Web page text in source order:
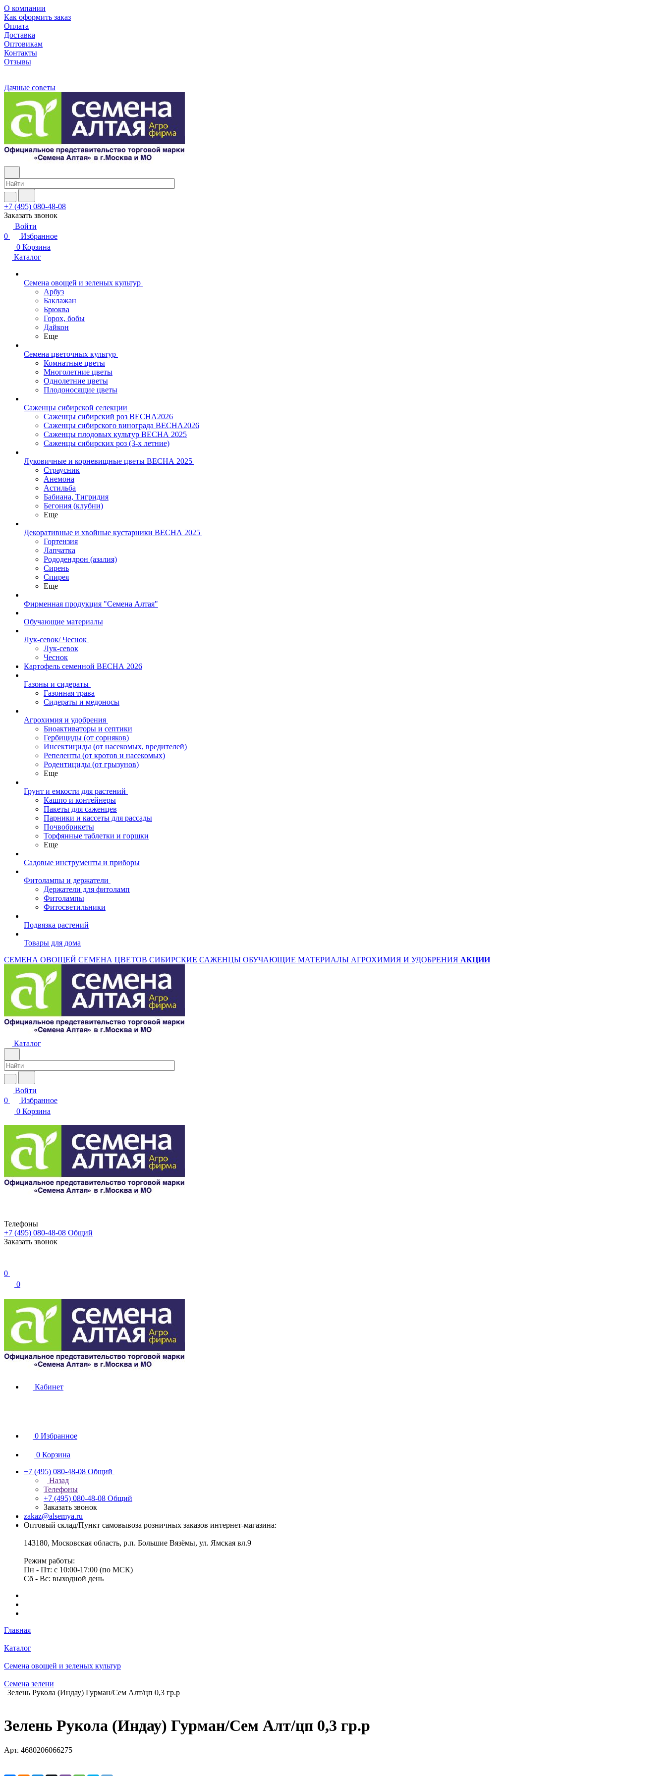
О компании
Как оформить заказ
Оплата
Доставка
Оптовикам
Контакты
Отзывы
Дачные советы
+7 (495) 080-48-08
Заказать звонок
Войти
0
Избранное
0 Корзина
Каталог
Семена овощей и зеленых культур
Арбуз
Баклажан
Брюква
Горох, бобы
Дайкон
Еще
Семена цветочных культур
Комнатные цветы
Многолетние цветы
Однолетние цветы
Плодоносящие цветы
Саженцы сибирской селекции
Саженцы сибирский роз ВЕСНА2026
Саженцы сибирского винограда ВЕСНА2026
Саженцы плодовых культур ВЕСНА 2025
Саженцы сибирских роз (3-х летние)
Луковичные и корневищные цветы ВЕСНА 2025
Страусник
Анемона
Астильба
Бабиана, Тигридия
Бегония (клубни)
Еще
Декоративные и хвойные кустарники ВЕСНА 2025
Гортензия
Лапчатка
Рододендрон (азалия)
Сирень
Спирея
Еще
Фирменная продукция "Семена Алтая"
Обучающие материалы
Лук-севок/ Чеснок
Лук-севок
Чеснок
Картофель семенной ВЕСНА 2026
Газоны и сидераты
Газонная трава
Сидераты и медоносы
Агрохимия и удобрения
Биоактиваторы и септики
Гербициды (от сорняков)
Инсектициды (от насекомых, вредителей)
Репеленты (от кротов и насекомых)
Родентициды (от грызунов)
Еще
Грунт и емкости для растений
Кашпо и контейнеры
Пакеты для саженцев
Парники и кассеты для рассады
Почвобрикеты
Торфянные таблетки и горшки
Еще
Садовые инструменты и приборы
Фитолампы и держатели
Держатели для фитоламп
Фитолампы
Фитосветильники
Подвязка растений
Товары для дома
СЕМЕНА ОВОЩЕЙ СЕМЕНА ЦВЕТОВ СИБИРСКИЕ САЖЕНЦЫ ОБУЧАЮЩИЕ МАТЕРИАЛЫ АГРОХИМИЯ И УДОБРЕНИЯ АКЦИИ
Каталог
Войти
0
Избранное
0 Корзина
Телефоны
+7 (495) 080-48-08 Общий
Заказать звонок
0
0
Кабинет
0 Избранное
0 Корзина
+7 (495) 080-48-08 Общий
Назад
Телефоны
+7 (495) 080-48-08 Общий
Заказать звонок
zakaz@alsemya.ru
Оптовый склад/Пункт самовывоза розничных заказов интернет-магазина:
143180, Московская область, р.п. Большие Вязёмы, ул. Ямская вл.9
Режим работы:
Пн - Пт: с 10:00-17:00 (по МСК)
Сб - Вс: выходной день
Главная
Каталог
Семена овощей и зеленых культур
Семена зелени
Зелень Рукола (Индау) Гурман/Сем Алт/цп 0,3 гр.р
Зелень Рукола (Индау) Гурман/Сем Алт/цп 0,3 гр.р
Арт. 4680206066275